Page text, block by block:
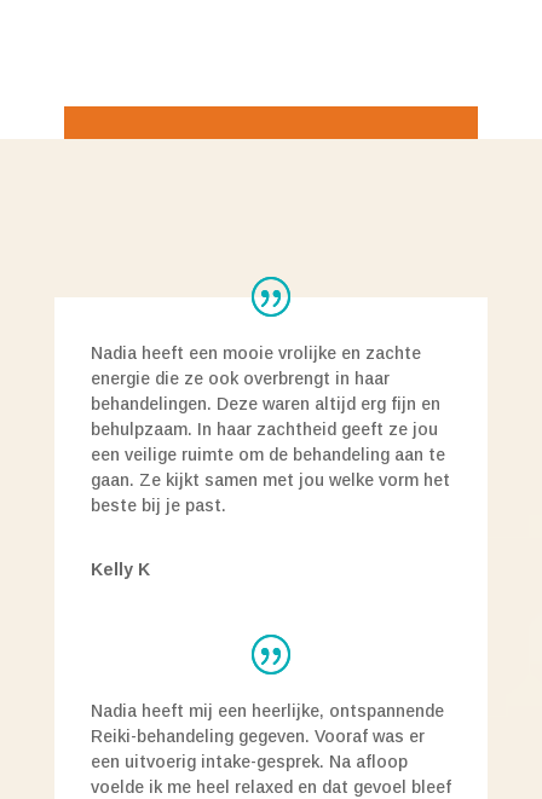
Nadia heeft een mooie vrolijke en zachte
energie die ze ook overbrengt in haar
behandelingen. Deze waren altijd erg fijn en
behulpzaam. In haar zachtheid geeft ze jou
een veilige ruimte om de behandeling aan te
gaan. Ze kijkt samen met jou welke vorm het
beste bij je past.
Kelly K
Nadia heeft mij een heerlijke, ontspannende
Reiki-behandeling gegeven. Vooraf was er
een uitvoerig intake-gesprek. Na afloop
voelde ik me heel relaxed en dat gevoel bleef